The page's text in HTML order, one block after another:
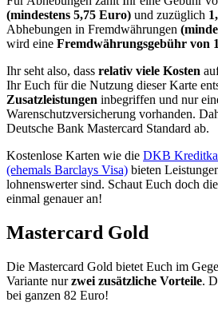
(mindestens 5,75 Euro) und zuzüglich
Abhebungen in Fremdwährungen
wird eine Fremdwährungsgebühr von
Ihr seht also, dass relativ viele Kosten
Ihr Euch für die Nutzung dieser Karte
Zusatzleistungen inbegriffen und nur
Warenschutzversicherung vorhanden.
Deutsche Bank Mastercard Standard ab.
Kostenlose Karten wie die DKB
(ehemals Barclays Visa) bieten
lohnenswerter sind. Schaut Euch doch
einmal genauer an!
Mastercard Gold
Die Mastercard Gold bietet Euch im
Variante nurzwei zusätzliche Vorteile.
bei ganzen 82 Euro!